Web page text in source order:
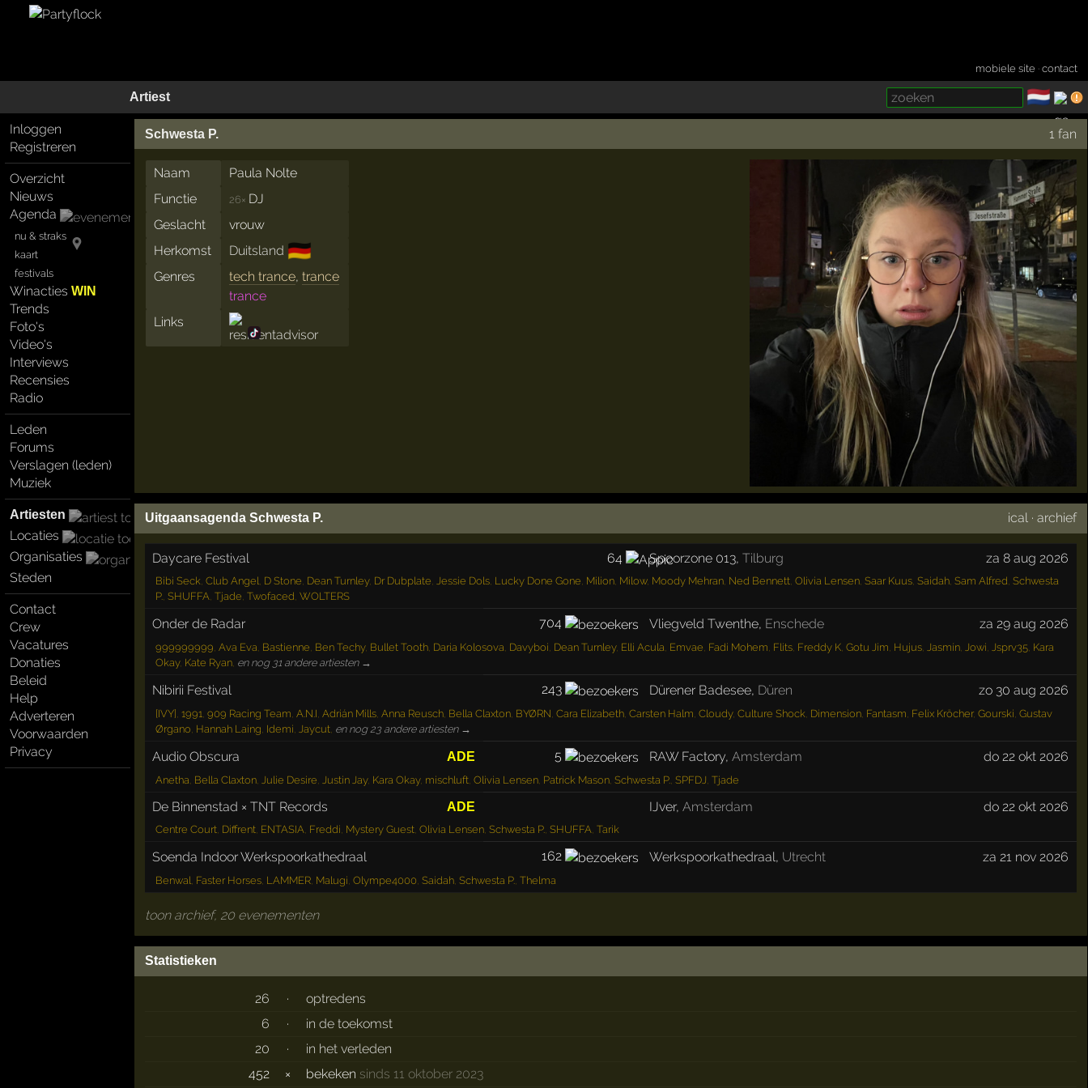
mobiele site ·contact
Artiest 🇳🇱
Inloggen
Registreren
Overzicht
Nieuws
Agenda
nu & straks
kaart
festivals
WinactiesWIN
Trends
Foto's
Video's
Interviews
Recensies
Radio
Leden
Forums
Verslagen (leden)
Muziek
Artiesten
Locaties
Organisaties
Steden
Contact
Crew
Vacatures
Donaties
Beleid
Help
Adverteren
Voorwaarden
Privacy
Schwesta P. 1 fan
Naam
Paula Nolte
Functie
26× DJ
Geslacht
vrouw
Herkomst
Duitsland 🇩🇪
Genres tech trance,trance
trance
Links
Uitgaansagenda Schwesta P. ical ·archief
Daycare Festival 64 Spoorzone 013,Tilburg za 8 aug 2026
Bibi Seck, Club Angel, D Stone, Dean Turnley, Dr Dubplate, Jessie Dols, Lucky Done Gone, Milion, Milow, Moody Mehran, Ned Bennett, Olivia Lensen, Saar Kuus, Saidah, Sam Alfred, Schwesta
P., SHUFFA, Tjade, Twofaced, WOLTERS
Onder de Radar 704 Vliegveld Twenthe, Enschede za 29 aug 2026
999999999, Ava Eva, Bastienne, Ben Techy, Bullet Tooth, Daria Kolosova, Davyboi, Dean Turnley, Elli Acula, Emvae, Fadi Mohem, Flits, Freddy K, Gotu Jim, Hujus, Jasmín, Jowi, Jsprv35, Kara
Okay, Kate Ryan, en nog 31 andere artiesten →
Nibirii Festival 243 Dürener Badesee, Düren zo 30 aug 2026
[IVY] , 1991, 909 Racing Team, A.N.I, Adrián Mills, Anna Reusch, Bella Claxton, BYØRN, Cara Elizabeth, Carsten Halm, Cloudy, Culture Shock, Dimension, Fantasm, Felix Kröcher, Gourski, Gustav
Ørgano, Hannah Laing, Idemi, Jaycut, en nog 23 andere artiesten →
Audio Obscura ADE 5 RAW Factory,Amsterdam do 22 okt 2026
Anetha, Bella Claxton, Julie Desire, Justin Jay, Kara Okay, mischluft, Olivia Lensen, Patrick Mason, Schwesta P., SPFDJ, Tjade
De Binnenstad × TNT Records ADE IJver,Amsterdam do 22 okt 2026
Centre Court, Diffrent, ENTASIA, Freddi, Mystery Guest, Olivia Lensen, Schwesta P., SHUFFA, Tarik
Soenda Indoor Werkspoorkathedraal 162 Werkspoorkathedraal, Utrecht za 21 nov 2026
Benwal, Faster Horses, LAMMER, Malugi, Olympe4000, Saidah, Schwesta P., Thelma
toon archief, 20 evenementen
Statistieken
26 ·
optredens
6
·
in de toekomst
20
·
in het verleden
452
× bekeken sinds 11 oktober 2023